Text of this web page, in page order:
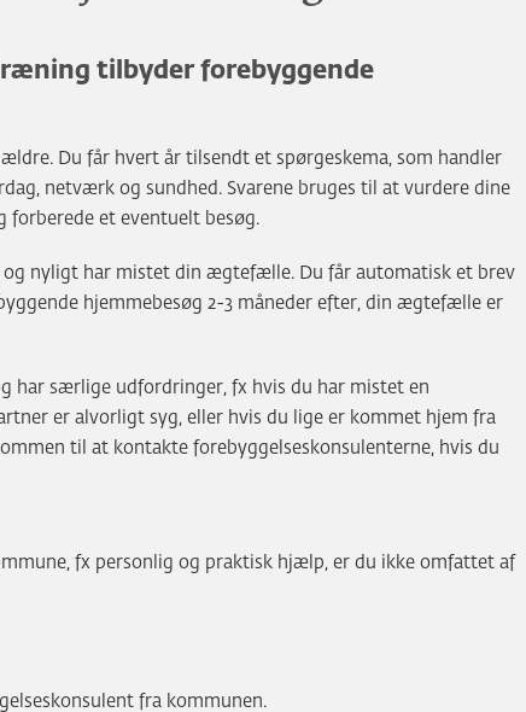
tilbyder forebyggende
ældre. Du får hvert år tilsendt et spørgeskema, som handler
netværk og sundhed. Svarene bruges til at vurdere dine
forberede et eventuelt besøg.
og nyligt har mistet din ægtefælle. Du får automatisk et brev
hjemmebesøg 2-3 måneder efter, din ægtefælle er
har særlige udfordringer, fx hvis du har mistet en
er alvorligt syg, eller hvis du lige er kommet hjem fra
til at kontakte forebyggelseskonsulenterne, hvis du
fx personlig og praktisk hjælp, er du ikke omfattet af
fra kommunen.